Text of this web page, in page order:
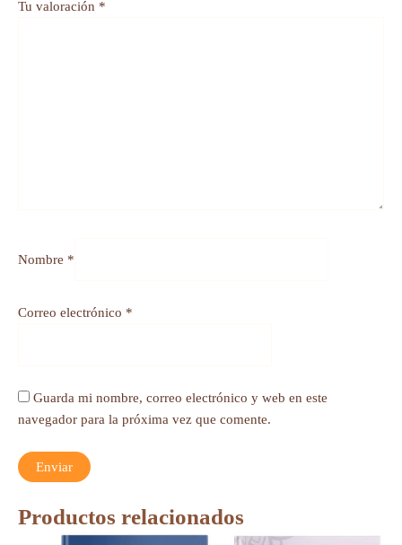
Tu valoración *
Nombre *
Correo electrónico *
Guarda mi nombre, correo electrónico y web en este
navegador para la próxima vez que comente.
Productos relacionados